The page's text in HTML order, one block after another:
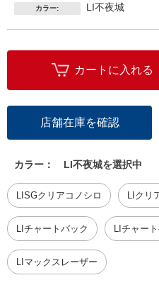
カラー: LI不夜城
カートに入れる
店舗在庫を確認
カラー： LI不夜城を選択中
LISGクリアコノシロ LIク
LIチャートバック LIチャー
LIマックスレーザー